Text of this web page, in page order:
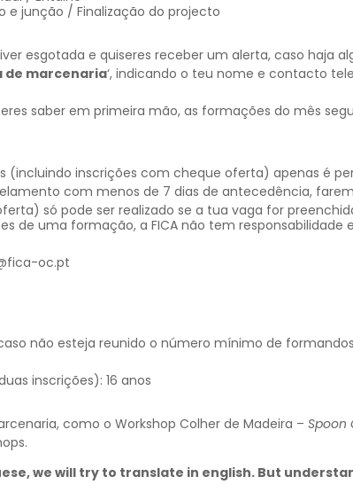
e junção / Finalização do projecto
esgotada e quiseres receber um alerta, caso haja
de marcenaria‘, indicando o teu nome e contacto
saber em primeira mão, as formações do mês
(incluindo inscrições com cheque oferta) apenas é
com menos de 7 dias de antecedência,
só pode ser realizado se a tua vaga for
de uma formação, a FICA não tem responsabilidade
oc.pt
não esteja reunido o número mínimo de
inscrições): 16 anos
como o Workshop Colher de Madeira – Spoon
.
we will try to translate in english. But